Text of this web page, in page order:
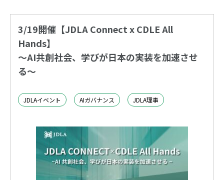
3/19開催【JDLA Connect x CDLE All
Hands】
〜AI共創社会、学びが日本の実装を加速させ
る〜
JDLAイベント AIガバナンス JDLA理事